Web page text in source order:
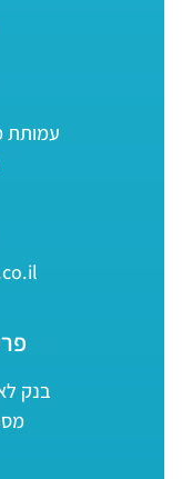
עמותת
בנק
מספר